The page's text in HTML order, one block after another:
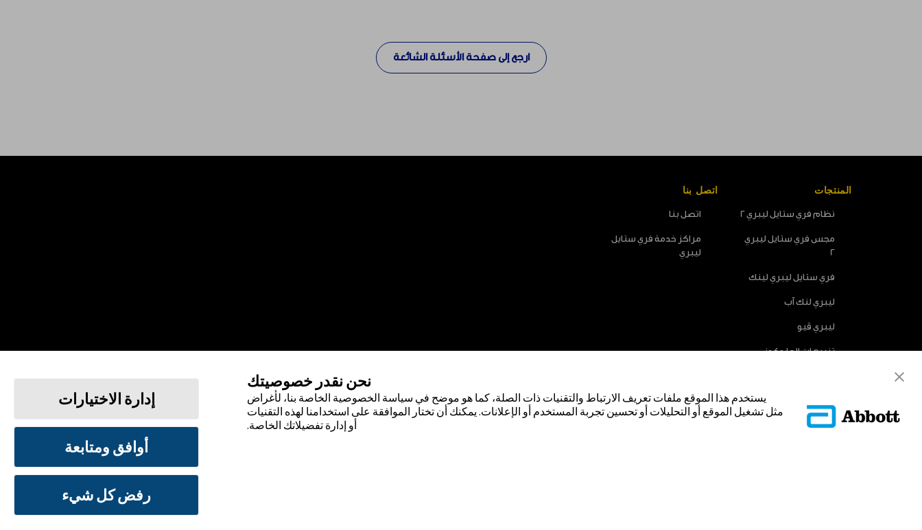
ارجع إلى صفحة الأسئلة الشائعة
المنتجات
نظام فري ستايل ليبري 2
مجس فري ستايل ليبري
2
فري ستايل ليبري لينك
ليبري لنك آب
ليبري ڤيو
تنبيهات الجلوكوز
اتصل بنا
اتصل بنا
مراكز خدمة فري ستايل
ليبري
سياسة الخصوصية
نحن نقدر خصوصيتك
يستخدم هذا الموقع ملفات تعريف الارتباط والتقنيات ذات الصلة، كما هو موضح في سياسة الخصوصية الخاصة بنا، لأغراض
مثل تشغيل الموقع أو التحليلات أو تحسين تجربة المستخدم أو الإعلانات. يمكنك أن تختار الموافقة على استخدامنا لهذه التقنيات
أو إدارة تفضيلاتك الخاصة.
إدارة الاختيارات
أوافق ومتابعة
رفض كل شيء